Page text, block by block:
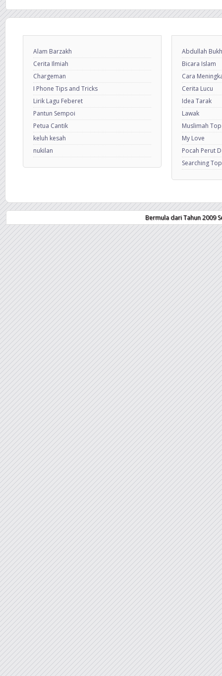
Alam Barzakh
Cerita Ilmiah
Chargeman
I Phone Tips and Tricks
Lirik Lagu Feberet
Pantun Sempoi
Petua Cantik
keluh kesah
nukilan
Abdullah
Bicara Islam
Cara
Cerita Lucu
Idea Tarak
Lawak
Muslimah
My Love
Pocah Perut
Searching
Bermula dari Tahun 2009